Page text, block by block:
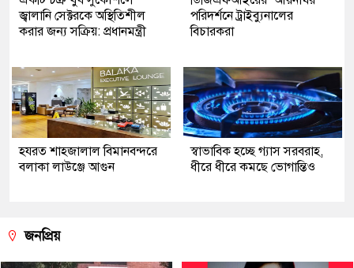
জ্বালানি সেক্টরকে অস্থিতিশীল
করার জন্য সক্রিয়: প্রধানমন্ত্রী
পরিদর্শনে ট্রাইব্যুনালের
বিচারকরা
হযরত শাহজালাল বিমানবন্দরে
বলাকা লাউঞ্জে আগুন
স্বাভাবিক হচ্ছে গ্যাস সরবরাহ,
ধীরে ধীরে কমছে ভোগান্তিও
জনপ্রিয়